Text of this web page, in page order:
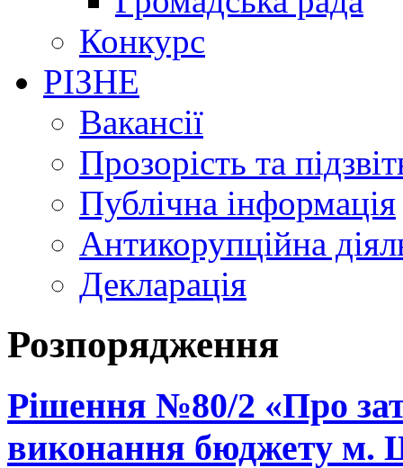
Конкурс
РІЗНЕ
Вакансії
Прозорість та
Публічна інформація
Антикорупційна
Декларація
Розпорядження
Рішення №80/2 «Про
виконання бюджету м.